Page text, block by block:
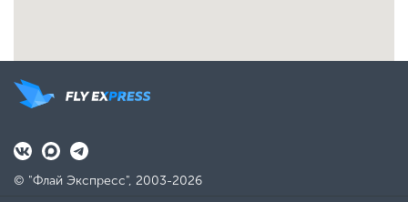
© "Флай Экспресс", 2003-2026